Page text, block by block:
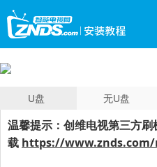
U盘 无U盘
温馨提示：创维电视第三方刷
载 https://